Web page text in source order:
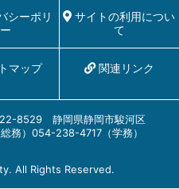
シーポリ
サイトの利用につい
て
マップ 関連リンク
8529 静岡県静岡市駿河区
）054-238-4717（学務）
All Rights Reserved.